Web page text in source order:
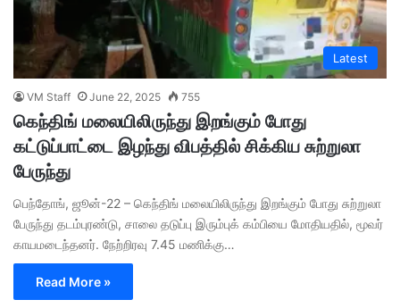
Latest
VM Staff June 22, 2025 755
கெந்திங் மலையிலிருந்து இறங்கும் போது
கட்டுப்பாட்டை இழந்து விபத்தில் சிக்கிய சுற்றுலா
பேருந்து
பெந்தோங், ஜூன்-22 – கெந்திங் மலையிலிருந்து இறங்கும் போது சுற்றுலா
பேருந்து தடம்புரண்டு, சாலை தடுப்பு இரும்புக் கம்பியை மோதியதில், மூவர்
காயமடைந்தனர். நேற்றிரவு 7.45 மணிக்கு…
Read More »